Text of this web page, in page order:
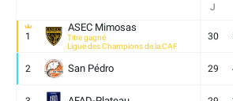
J
1
ASEC Mimosas
Titre gagné
Ligue des Champions de la CAF
30
2 San Pédro 29